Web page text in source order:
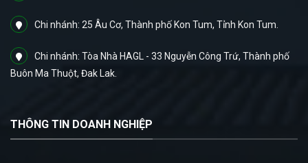
Chi nhánh: 25 Âu Cơ, Thành phố Kon Tum, Tỉnh Kon Tum.
Chi nhánh: Tòa Nhà HAGL - 33 Nguyễn Công Trứ, Thành phố
Buôn Ma Thuột, Đak Lak.
THÔNG TIN DOANH NGHIỆP